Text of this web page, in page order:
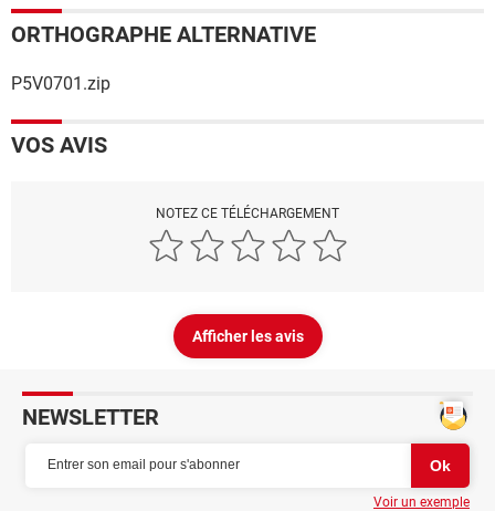
ORTHOGRAPHE ALTERNATIVE
P5V0701.zip
VOS AVIS
NOTEZ CE TÉLÉCHARGEMENT
Afficher les avis
NEWSLETTER
Voir un exemple